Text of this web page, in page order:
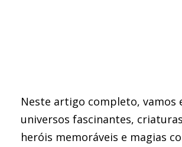
Neste artigo completo, vamos
universos fascinantes,
heróis memoráveis e magias